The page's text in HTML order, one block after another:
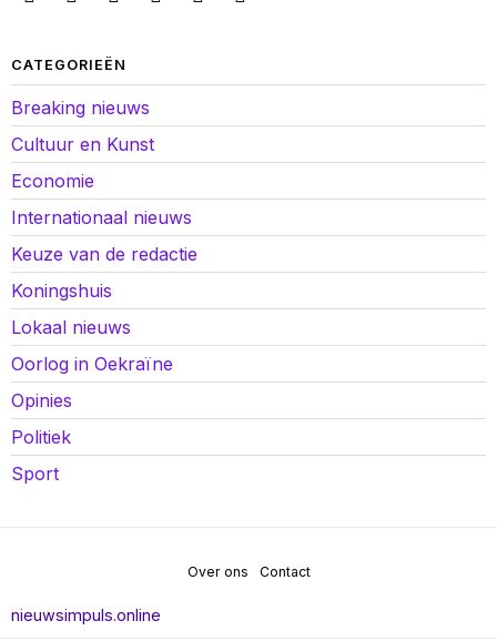
CATEGORIEËN
Breaking nieuws
Cultuur en Kunst
Economie
Internationaal nieuws
Keuze van de redactie
Koningshuis
Lokaal nieuws
Oorlog in Oekraïne
Opinies
Politiek
Sport
Over ons Contact
nieuwsimpuls.online